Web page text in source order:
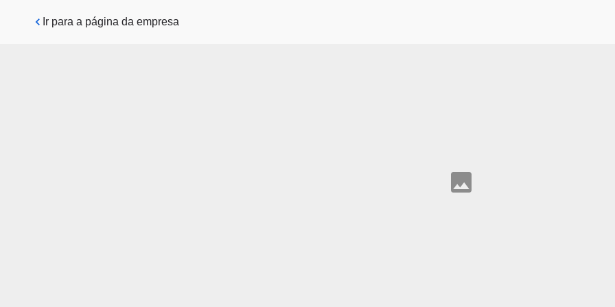
Pular para o conteúdo principal
Ir para a página da empresa